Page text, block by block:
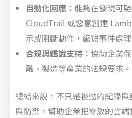
自動化回應： 能夠在發現可
CloudTrail 或惡意創建
示或阻斷動作，縮短事件處
合規與鑑識支持： 協助企業
融、製造等產業的法規要求。
總結來說，不只是被動的紀錄
與防禦，幫助企業把零散的雲